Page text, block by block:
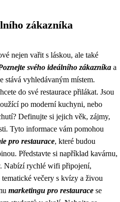
zákazníka
nejen vařit s láskou, ale také
svého ideálního zákazníka a
stává vyhledávaným místem.
do své restaurace přilákat. Jsou
po moderní kuchyni, nebo
Definujte si jejich věk, zájmy,
Tyto informace vám pomohou
pro restaurace, které budou
Představte si například kavárnu,
Nabízí rychlé wifi připojení,
večery s kvízy a živou
marketingu pro restaurace se